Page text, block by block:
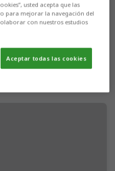
usted acepta que las
para mejorar la navegación del
con nuestros estudios
Aceptar todas las cookies